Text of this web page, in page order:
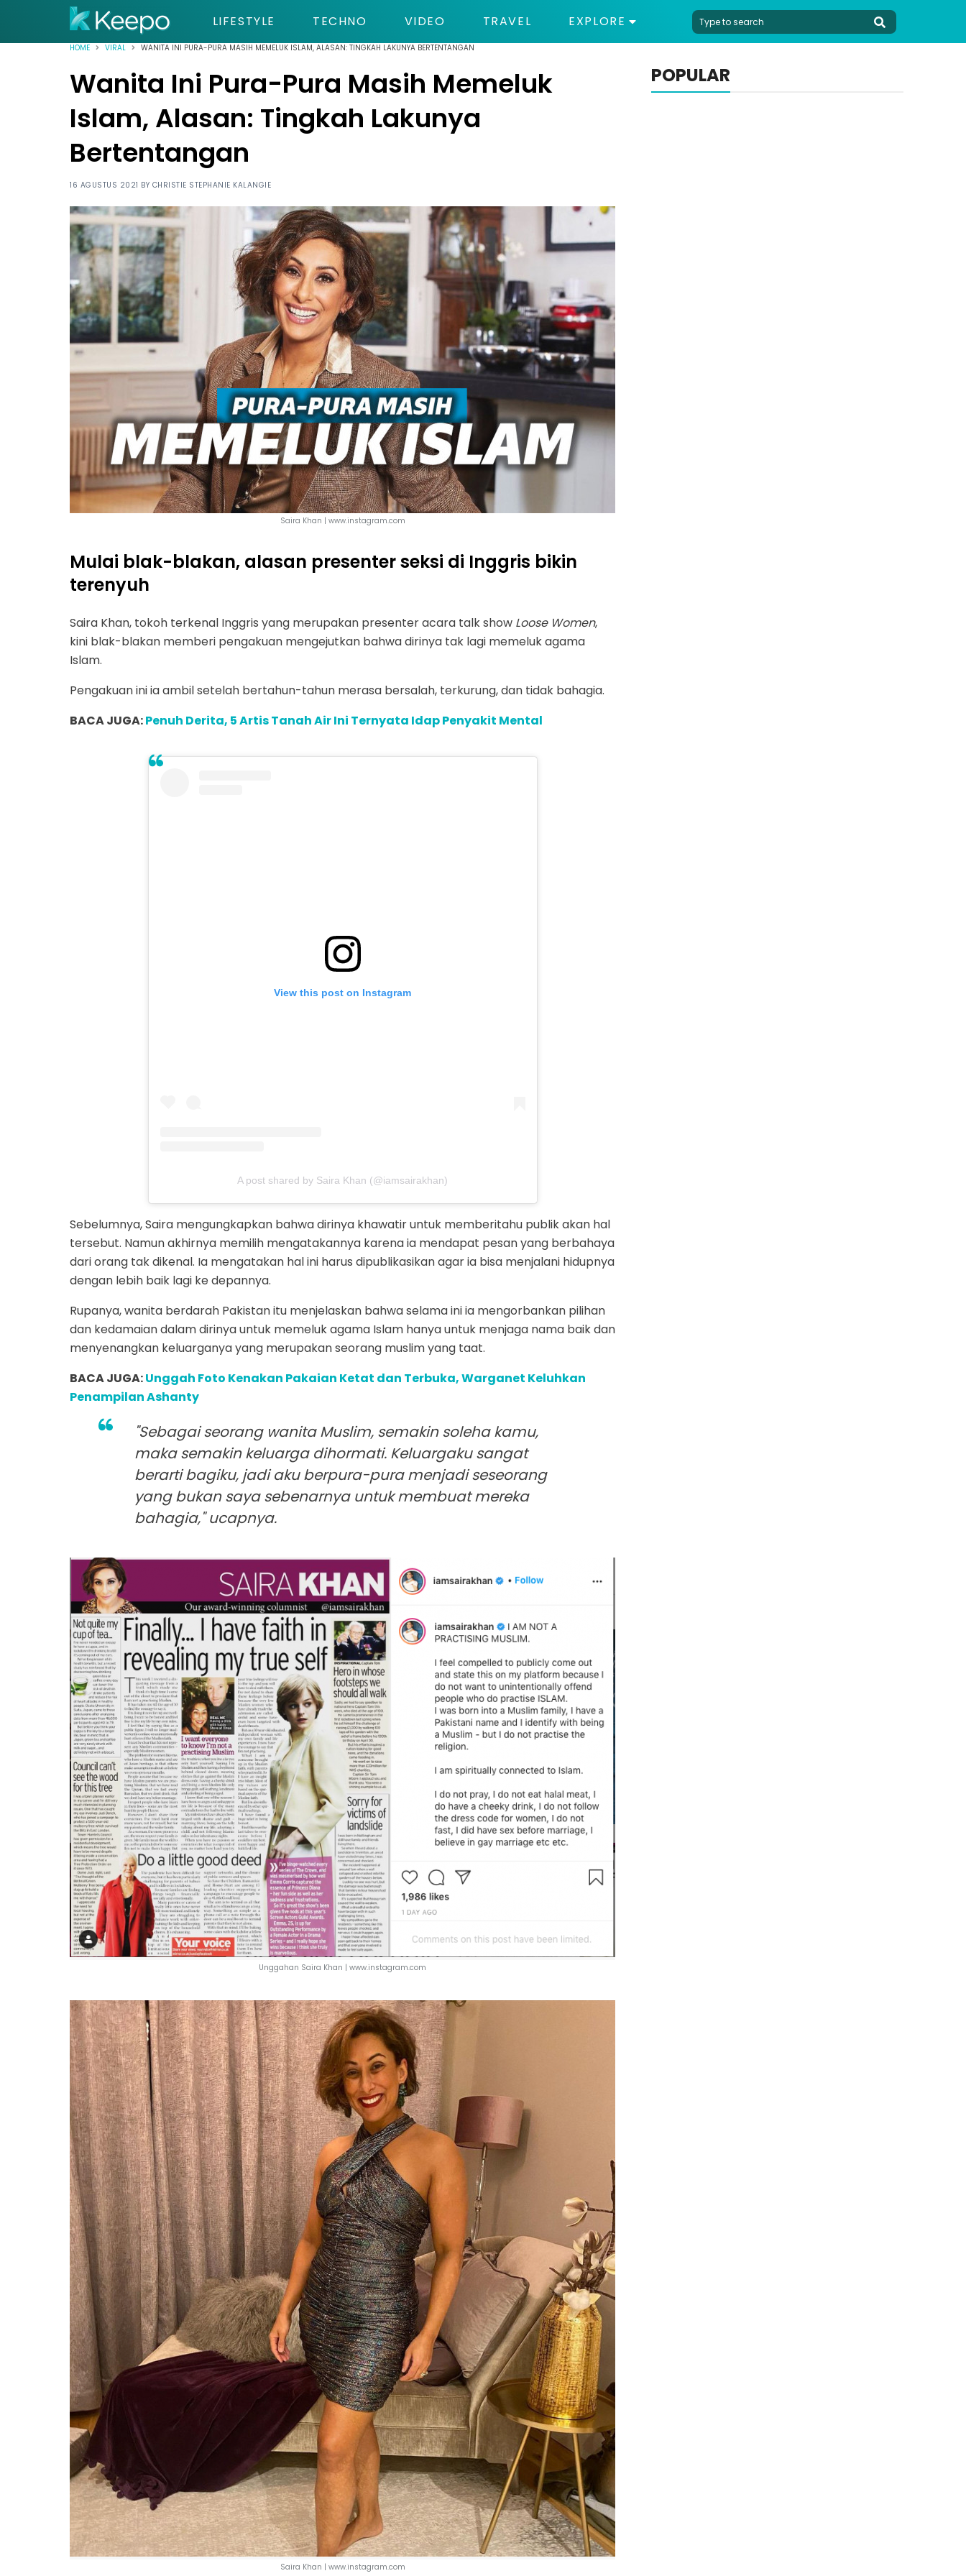
LIFESTYLE TECHNO VIDEO TRAVEL EXPLORE
HOME VIRAL WANITA INI PURA-PURA MASIH MEMELUK ISLAM, ALASAN: TINGKAH LAKUNYA BERTENTANGAN
Wanita Ini Pura-Pura Masih Memeluk
Islam, Alasan: Tingkah Lakunya
Bertentangan
16 AGUSTUS 2021 BY CHRISTIE STEPHANIE KALANGIE
Saira Khan | www.instagram.com
Mulai blak-blakan, alasan presenter seksi di Inggris bikin
terenyuh
Saira Khan, tokoh terkenal Inggris yang merupakan presenter acara talk show Loose Women,
kini blak-blakan memberi pengakuan mengejutkan bahwa dirinya tak lagi memeluk agama
Islam.
Pengakuan ini ia ambil setelah bertahun-tahun merasa bersalah, terkurung, dan tidak bahagia.
BACA JUGA:Penuh Derita, 5 Artis Tanah Air Ini Ternyata Idap Penyakit Mental
View this post on Instagram
A post shared by Saira Khan (@iamsairakhan)
Sebelumnya, Saira mengungkapkan bahwa dirinya khawatir untuk memberitahu publik akan hal
tersebut. Namun akhirnya memilih mengatakannya karena ia mendapat pesan yang berbahaya
dari orang tak dikenal. Ia mengatakan hal ini harus dipublikasikan agar ia bisa menjalani hidupnya
dengan lebih baik lagi ke depannya.
Rupanya, wanita berdarah Pakistan itu menjelaskan bahwa selama ini ia mengorbankan pilihan
dan kedamaian dalam dirinya untuk memeluk agama Islam hanya untuk menjaga nama baik dan
menyenangkan keluarganya yang merupakan seorang muslim yang taat.
BACA JUGA:Unggah Foto Kenakan Pakaian Ketat dan Terbuka, Warganet Keluhkan
Penampilan Ashanty
"Sebagai seorang wanita Muslim, semakin soleha kamu,
maka semakin keluarga dihormati. Keluargaku sangat
berarti bagiku, jadi aku berpura-pura menjadi seseorang
yang bukan saya sebenarnya untuk membuat mereka
bahagia," ucapnya.
Unggahan Saira Khan | www.instagram.com
Saira Khan | www.instagram.com
POPULAR